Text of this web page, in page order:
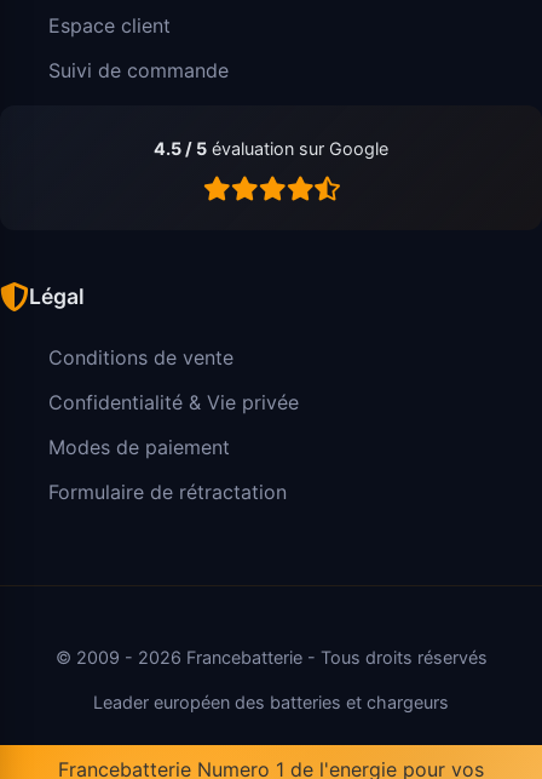
Espace client
Suivi de commande
4.5 / 5 évaluation sur Google
Légal
Conditions de vente
Confidentialité & Vie privée
Modes de paiement
Formulaire de rétractation
© 2009 - 2026 Francebatterie - Tous droits réservés
Leader européen des batteries et chargeurs
Francebatterie Numero 1 de l'energie pour vos